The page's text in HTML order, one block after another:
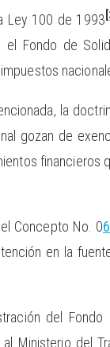
Ley 100 de 1993
Fondo de
la
gozan de
Concepto No. 0
en la
del
Ministerio del